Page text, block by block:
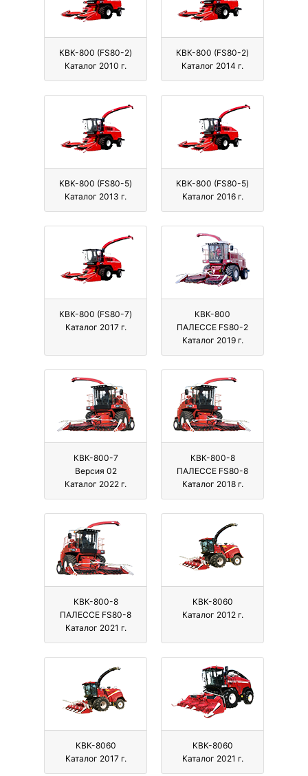
КВК-800 (FS80-2)
Каталог 2010 г.
КВК-800 (FS80-2)
Каталог 2014 г.
КВК-800 (FS80-5)
Каталог 2013 г.
КВК-800 (FS80-5)
Каталог 2016 г.
КВК-800 (FS80-7)
Каталог 2017 г.
КВК-800
ПАЛЕССЕ FS80-2
Каталог 2019 г.
КВК-800-7
Версия 02
Каталог 2022 г.
КВК-800-8
ПАЛЕССЕ FS80-8
Каталог 2018 г.
КВК-800-8
ПАЛЕССЕ FS80-8
Каталог 2021 г.
КВК-8060
Каталог 2012 г.
КВК-8060
Каталог 2017 г.
КВК-8060
Каталог 2021 г.